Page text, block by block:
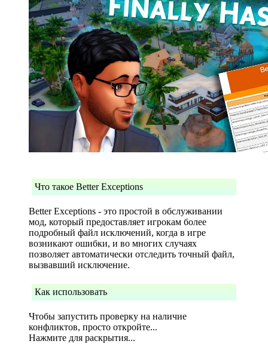
Что такое Better Exceptions
Better Exceptions - это простой в обслуживании
мод, который предоставляет игрокам более
подробный файл исключений, когда в игре
возникают ошибки, и во многих случаях
позволяет автоматически отследить точный файл,
вызвавший исключение.
Как использовать
Чтобы запустить проверку на наличие
конфликтов, просто откройте...
Нажмите для раскрытия...